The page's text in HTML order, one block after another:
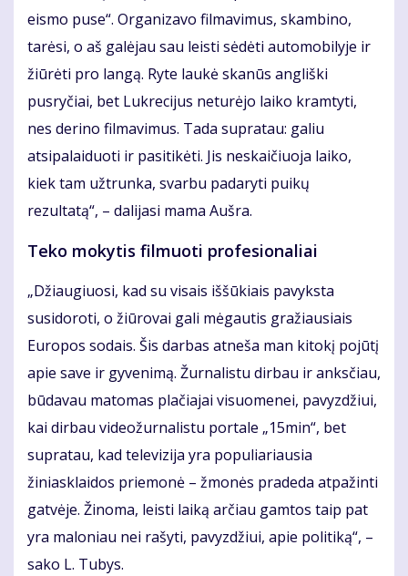
eismo puse“. Organizavo filmavimus, skambino,
tarėsi, o aš galėjau sau leisti sėdėti automobilyje ir
žiūrėti pro langą. Ryte laukė skanūs angliški
pusryčiai, bet Lukrecijus neturėjo laiko kramtyti,
nes derino filmavimus. Tada supratau: galiu
atsipalaiduoti ir pasitikėti. Jis neskaičiuoja laiko,
kiek tam užtrunka, svarbu padaryti puikų
rezultatą“, – dalijasi mama Aušra.
Teko mokytis filmuoti profesionaliai
„Džiaugiuosi, kad su visais iššūkiais pavyksta
susidoroti, o žiūrovai gali mėgautis gražiausiais
Europos sodais. Šis darbas atneša man kitokį pojūtį
apie save ir gyvenimą. Žurnalistu dirbau ir anksčiau,
būdavau matomas plačiajai visuomenei, pavyzdžiui,
kai dirbau videožurnalistu portale „15min“, bet
supratau, kad televizija yra populiariausia
žiniasklaidos priemonė – žmonės pradeda atpažinti
gatvėje. Žinoma, leisti laiką arčiau gamtos taip pat
yra maloniau nei rašyti, pavyzdžiui, apie politiką“, –
sako L. Tubys.